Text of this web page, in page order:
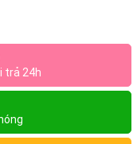
trả 24h